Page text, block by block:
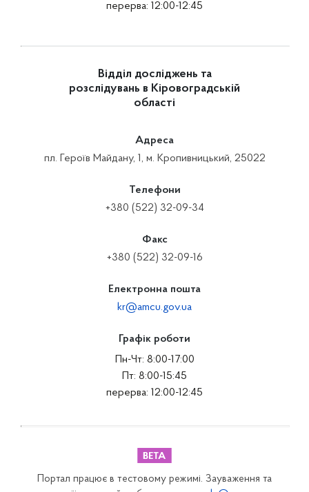
перерва: 12:00-12:45
Відділ досліджень та
розслідувань в Кіровоградській
області
Адреса
пл. Героїв Майдану, 1, м. Кропивницький, 25022
Телефони
+380 (522) 32-09-34
Факс
+380 (522) 32-09-16
Електронна пошта
kr@amcu.gov.ua
Графік роботи
Пн-Чт: 8:00-17:00
Пт: 8:00-15:45
перерва: 12:00-12:45
Портал працює в тестовому режимі. Зауваження та